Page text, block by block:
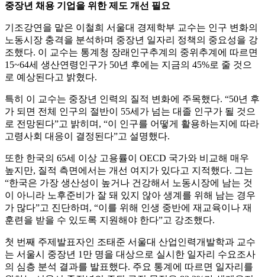
중장년 채용 기업을 위한 제도 개선 필요
기조강연을 맡은 이철희 서울대 경제학부 교수는 인구 변화의
노동시장 충격을 분석하며 중장년 일자리 정책의 중요성을 강
조했다. 이 교수는 통계청 장래인구추계의 중위추계에 따르면
15~64세 생산연령인구가 50년 후에는 지금의 45%로 줄 것으
로 예상된다고 밝혔다.
특히 이 교수는 중장년 인력의 질적 변화에 주목했다. “50년 후
가 되면 전체 인구의 절반이 55세가 넘는 대졸 인구가 될 것으
로 전망된다”고 밝히며, “이 인구를 어떻게 활용하는지에 따라
고령사회 대응이 결정된다”고 설명했다.
또한 한국의 65세 이상 고용률이 OECD 국가와 비교해 매우
높지만, 질적 측면에서는 개선 여지가 있다고 지적했다. 그는
“한국은 가장 생산성이 높거나 건강해서 노동시장에 남는 것
이 아니라 노후준비가 잘 돼 있지 않아 생계를 위해 남는 경우
가 많다”고 진단하며, “이를 위해 인생 중반에 재교육이나 재
훈련을 받을 수 있도록 지원해야 한다”고 강조했다.
첫 번째 주제발표자인 조태준 서울대 산업인력개발학과 교수
는 서울시 중장년 1만 명을 대상으로 실시한 일자리 수요조사
의 심층 분석 결과를 발표했다. 주요 통계에 따르면 일자리를